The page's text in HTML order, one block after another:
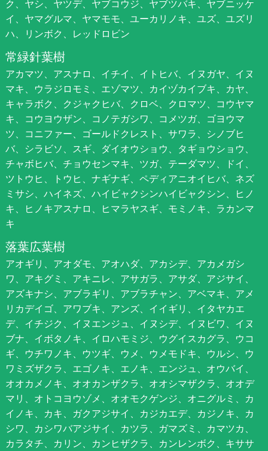
ク、ヤシ、ヤツデ、ヤブコウジ、ヤブツバキ、ヤブニッケ
イ、ヤマグルマ、ヤマモモ、ユーカリノキ、ユズ、ユズリ
ハ、リンボク、レッドロビン
常緑針葉樹
アカマツ、アスナロ、イチイ、イトヒバ、イヌガヤ、イヌ
マキ、ウラジロモミ、エゾマツ、カイヅカイブキ、カヤ、
キャラボク、クジャクヒバ、クロベ、クロマツ、コウヤマ
キ、コウヨウザン、コノテガシワ、コメツガ、ゴヨウマ
ツ、コニファー、ゴールドクレスト、サワラ、シノブヒ
バ、シラビソ、スギ、ダイオウショウ、タギョウショウ、
チャボヒバ、チョウセンマキ、ツガ、テーダマツ、ドイ、
ツトウヒ、トウヒ、ナギナギ、ペディアニオイヒバ、ネズ
ミサシ、ハイネズ、ハイビャクシンハイビャクシン、ヒノ
キ、ヒノキアスナロ、ヒマラヤスギ、モミノキ、ラカンマ
キ
落葉広葉樹
アオギリ、アオダモ、アオハダ、アカシデ、アカメガシ
ワ、アキグミ、アキニレ、アサガラ、アサダ、アジサイ、
アズキナシ、アブラギリ、アブラチャン、アベマキ、アメ
リカデイゴ、アワブキ、アンズ、イイギリ、イタヤカエ
デ、イチジク、イヌエンジュ、イヌシデ、イヌビワ、イヌ
ブナ、イボタノキ、イロハモミジ、ウグイスカグラ、ウコ
ギ、ウチワノキ、ウツギ、ウメ、ウメモドキ、ウルシ、ウ
ワミズザクラ、エゴノキ、エノキ、エンジュ、オウバイ、
オオカメノキ、オオカンザクラ、オオシマザクラ、オオデ
マリ、オトコヨウゾメ、オオモクゲンジ、オニグルミ、カ
イノキ、カキ、ガクアジサイ、カジカエデ、カジノキ、カ
シワ、カシワバアジサイ、カツラ、ガマズミ、カマツカ、
カラタチ、カリン、カンヒザクラ、カンレンボク、キササ